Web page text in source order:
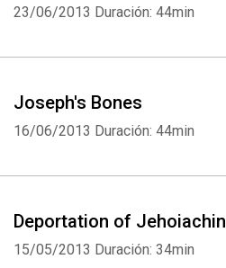
23/06/2013 Duración: 44min
Joseph's Bones
16/06/2013 Duración: 44min
Deportation of Jehoiachin
15/05/2013 Duración: 34min